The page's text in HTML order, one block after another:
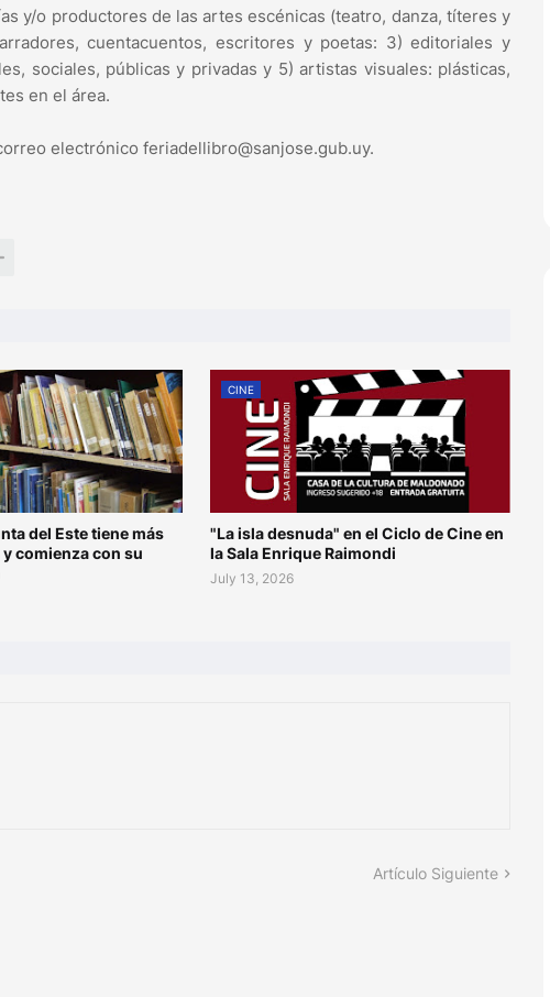
y/o productores de las artes escénicas (teatro, danza, títeres y
cuentacuentos, escritores y poetas: 3) editoriales y
sociales, públicas y privadas y 5) artistas visuales: plásticas,
en el área.
electrónico feriadellibro@sanjose.gub.uy.
del Este tiene más
comienza con su
CINE
"La isla desnuda" en el Ciclo de Cine en
la Sala Enrique Raimondi
July 13, 2026
Artículo Siguiente